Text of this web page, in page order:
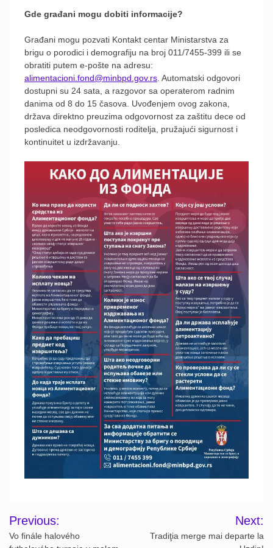
Gde građani mogu dobiti informacije?
Građani mogu pozvati Kontakt centar Ministarstva za
brigu o porodici i demografiju na broj 011/7455-399 ili se
obratiti putem e-pošte na adresu:
alimentacioni.fond@minbpd.gov.rs. Automatski odgovori
dostupni su 24 sata, a razgovor sa operaterom radnim
danima od 8 do 15 časova. Uvođenjem ovog zakona,
država direktno preuzima odgovornost za zaštitu dece od
posledica neodgovornosti roditelja, pružajući sigurnost i
kontinuitet u izdržavanju.
Post
navigation
Previous:
Vo finále halového
Next:
Tradiţia merge mai departe la